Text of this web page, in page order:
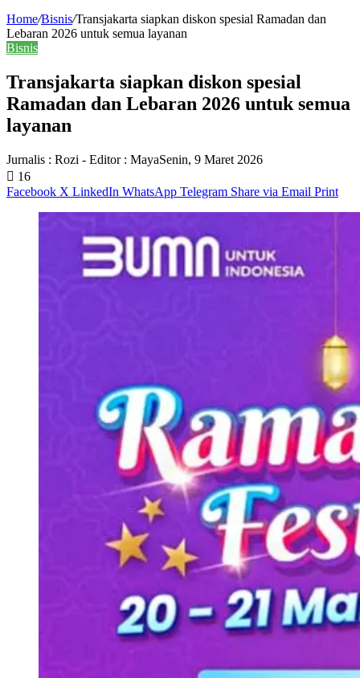
Home/Bisnis/Transjakarta siapkan diskon spesial Ramadan dan
Lebaran 2026 untuk semua layanan
Bisnis
Transjakarta siapkan diskon spesial
Ramadan dan Lebaran 2026 untuk semua
layanan
Jurnalis : Rozi - Editor : MayaSenin, 9 Maret 2026
16
Facebook X LinkedIn WhatsApp Telegram Share via Email Print